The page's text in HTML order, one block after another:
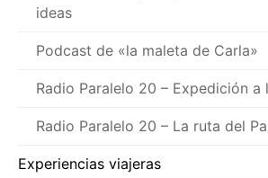
ideas
Podcast de «la maleta de Carla»
Radio Paralelo 20 – Expedición a
Radio Paralelo 20 – La ruta del
Experiencias viajeras